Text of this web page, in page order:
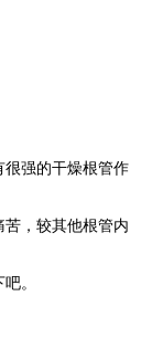
强的干燥根管作
，较其他根管内
。